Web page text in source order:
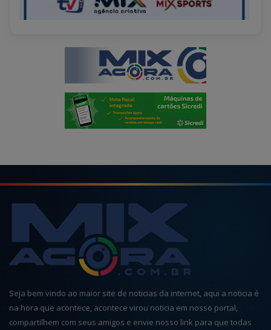
Seja bem vindo ao maior site de noticias da internet, aqui a noticia é
na hora que acontece, acontece virou noticia em nosso portal,
compartilhem com seus amigos e envie nosso link para que todas